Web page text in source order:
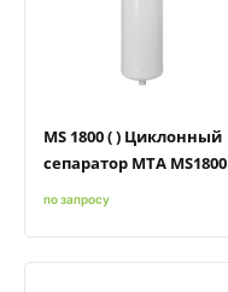
MS 1800 ( ) Циклонный
сепаратор MTA MS1800
по запросу